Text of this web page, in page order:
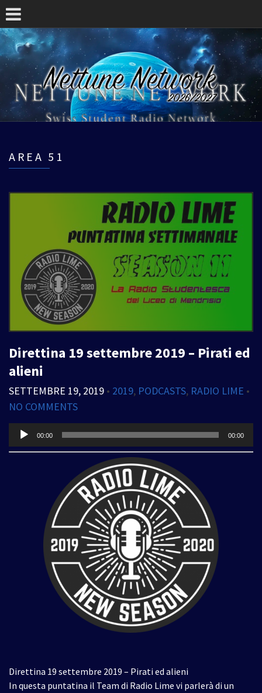
AREA 51
Direttina 19 settembre 2019 – Pirati ed
alieni
SETTEMBRE 19, 2019 • 2019, PODCASTS, RADIO LIME •
NO COMMENTS
Audio
Player
00:00 00:00
Direttina 19 settembre 2019 – Pirati ed alieni
In questa puntatina il Team di Radio Lime vi parlerà di un